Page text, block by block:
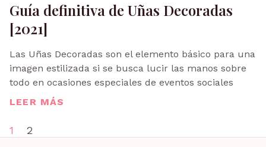
Guía definitiva de Uñas Decoradas
[2021]
Las Uñas Decoradas son el elemento básico para una
imagen estilizada si se busca lucir las manos sobre
todo en ocasiones especiales de eventos sociales
LEER MÁS
1 2